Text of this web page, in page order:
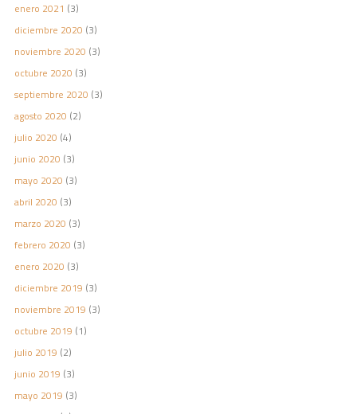
enero 2021 (3)
diciembre 2020 (3)
noviembre 2020 (3)
octubre 2020 (3)
septiembre 2020 (3)
agosto 2020 (2)
julio 2020 (4)
junio 2020 (3)
mayo 2020 (3)
abril 2020 (3)
marzo 2020 (3)
febrero 2020 (3)
enero 2020 (3)
diciembre 2019 (3)
noviembre 2019 (3)
octubre 2019 (1)
julio 2019 (2)
junio 2019 (3)
mayo 2019 (3)